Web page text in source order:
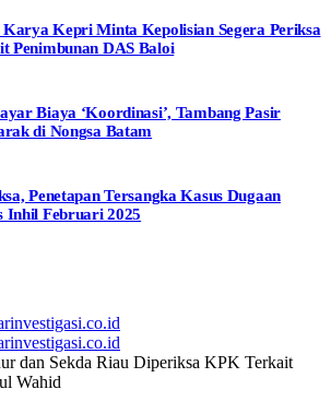
Kepri Minta Kepolisian Segera Periksa
Penimbunan DAS Baloi
Biaya ‘Koordinasi’, Tambang Pasir
di Nongsa Batam
Penetapan Tersangka Kasus Dugaan
Inhil Februari 2025
dan Sekda Riau Diperiksa KPK Terkait
Wahid